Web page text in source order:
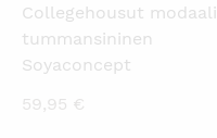
Collegehousut modaali
tummansininen
Soyaconcept
59,95 €